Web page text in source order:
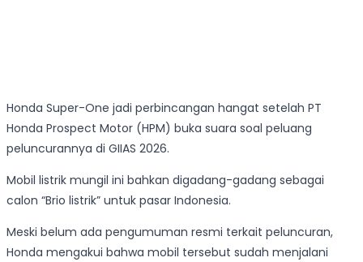
Honda Super-One jadi perbincangan hangat setelah PT
Honda Prospect Motor (HPM) buka suara soal peluang
peluncurannya di GIIAS 2026.
Mobil listrik mungil ini bahkan digadang-gadang sebagai
calon “Brio listrik” untuk pasar Indonesia.
Meski belum ada pengumuman resmi terkait peluncuran,
Honda mengakui bahwa mobil tersebut sudah menjalani